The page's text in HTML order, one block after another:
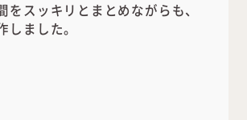
をスッキリとまとめながらも、
しました。